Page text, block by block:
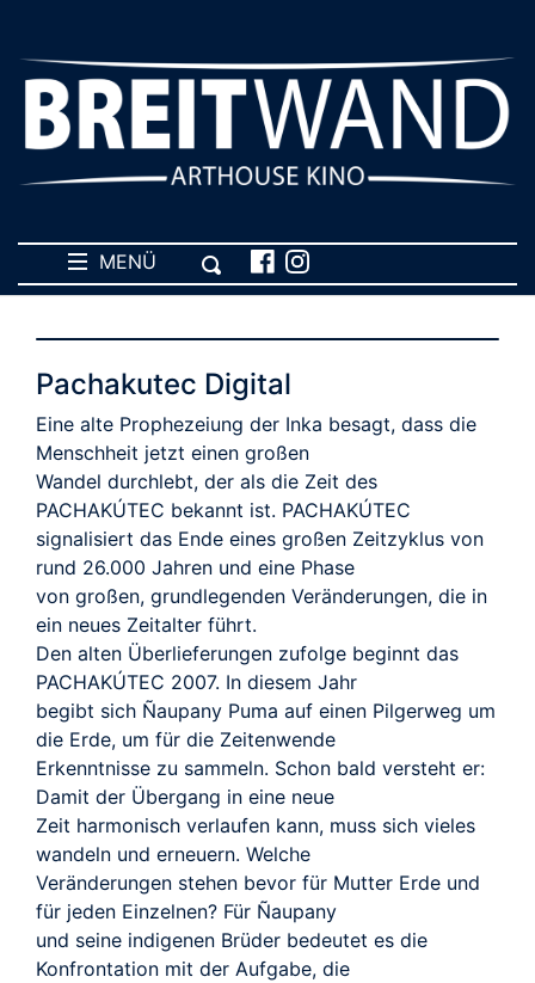
MENÜ
TRAILER
Pachakutec Digital
Eine alte Prophezeiung der Inka besagt, dass die
Menschheit jetzt einen großen
Wandel durchlebt, der als die Zeit des
PACHAKÚTEC bekannt ist. PACHAKÚTEC
signalisiert das Ende eines großen Zeitzyklus von
rund 26.000 Jahren und eine Phase
von großen, grundlegenden Veränderungen, die in
ein neues Zeitalter führt.
Den alten Überlieferungen zufolge beginnt das
PACHAKÚTEC 2007. In diesem Jahr
begibt sich Ñaupany Puma auf einen Pilgerweg um
die Erde, um für die Zeitenwende
Erkenntnisse zu sammeln. Schon bald versteht er:
Damit der Übergang in eine neue
Zeit harmonisch verlaufen kann, muss sich vieles
wandeln und erneuern. Welche
Veränderungen stehen bevor für Mutter Erde und
für jeden Einzelnen? Für Ñaupany
und seine indigenen Brüder bedeutet es die
Konfrontation mit der Aufgabe, die